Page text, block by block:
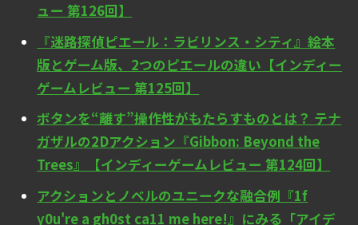
ュー 第126回】
『迷路探偵ピエール：ラビリンス・シティ』絵本
版とゲーム版、2つのピエールの違い【インディー
ゲームレビュー 第125回】
ボタンを“離す”操作性がもたらすものとは？ テナ
ガザルの2Dアクション『Gibbon: Beyond the
Trees』【インディーゲームレビュー 第124回】
アクションとノベルのユニークな融合例『1f
y0u're a gh0st ca11 me here!』にみる「アイデ